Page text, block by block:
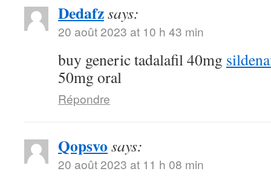
Dedafzsays:
20 août 2023 at 10 h 43 min
buy generic tadalafil 40mg
50mg oral
Répondre
Qopsvo says:
20 août 2023 at 11 h 08 min